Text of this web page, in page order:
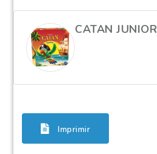
CATAN JUNIOR
Imprimir